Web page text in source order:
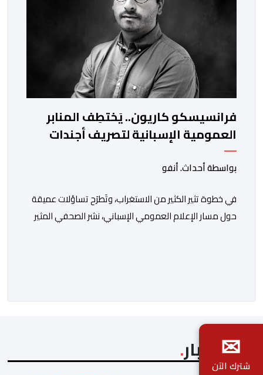
فرانسيسكو كاريون.. يَختطِف المنابر
العمومية الإسبانية لتصريف أجندات
معادية للمغرب
بواسطة أحداث. أنفو
في خطوة تثير الكثير من الاستغراب، وتَطرَح تساؤلات عميقة
حول مسار الإعلام العمومي الإسباني، نشر الصحفي المثير
الاجتماعية”، يُمثِّل خروجاً غير مألوف عن الخط التحريري
المعتاد […]
آخر الأخبار
✉
شترك الآن